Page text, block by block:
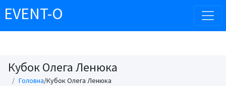
EVENT-O
Кубок Олега Ленюка
Головна/Кубок Олега Ленюка